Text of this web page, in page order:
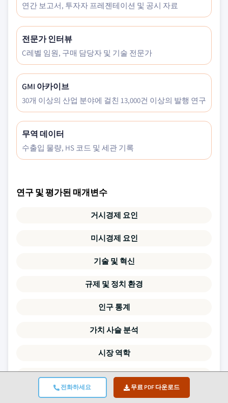
전화하세요 무료 PDF 다운로드
연간 보고서, 투자자 프레젠테이션 및 공시 자료
전문가 인터뷰
C레벨 임원, 구매 담당자 및 기술 전문가
GMI 아카이브
30개 이상의 산업 분야에 걸친 13,000건 이상의 발행 연구
무역 데이터
수출입 물량, HS 코드 및 세관 기록
연구 및 평가된 매개변수
거시경제 요인
미시경제 요인
기술 및 혁신
규제 및 정치 환경
인구 통계
가치 사슬 분석
시장 역학
포터의 5가지 힘
PESTLE 분석